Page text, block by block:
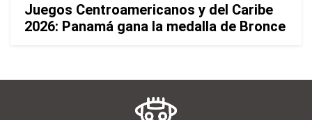
Juegos Centroamericanos y del Caribe
2026: Panamá gana la medalla de Bronce